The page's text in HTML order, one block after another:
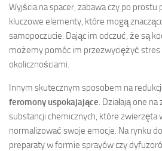
Wyjścia na spacer, zabawa czy po
kluczowe elementy, które mogą
samopoczucie. Dając im odczuć, że są
możemy pomóc im przezwyciężyć
okolicznościami.
Innym skutecznym sposobem na
feromony uspokajające. Działają one
substancji chemicznych, które zwierzęta
normalizować swoje emocje. Na rynku
preparaty w formie sprayów czy